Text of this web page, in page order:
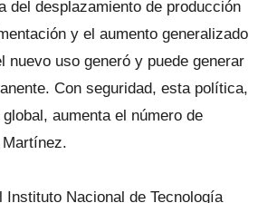
del desplazamiento de producción
y el aumento generalizado
nuevo uso generó y puede generar
Con seguridad, esta política,
aumenta el número de
Martínez.
Instituto Nacional de Tecnología